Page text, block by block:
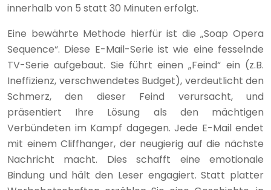
innerhalb von 5 statt 30 Minuten erfolgt.
Eine bewährte Methode hierfür ist die „Soap Opera
Sequence“. Diese E-Mail-Serie ist wie eine fesselnde
TV-Serie aufgebaut. Sie führt einen „Feind“ ein (z.B.
Ineffizienz, verschwendetes Budget), verdeutlicht den
Schmerz, den dieser Feind verursacht, und
präsentiert Ihre Lösung als den mächtigen
Verbündeten im Kampf dagegen. Jede E-Mail endet
mit einem Cliffhanger, der neugierig auf die nächste
Nachricht macht. Dies schafft eine emotionale
Bindung und hält den Leser engagiert. Statt platter